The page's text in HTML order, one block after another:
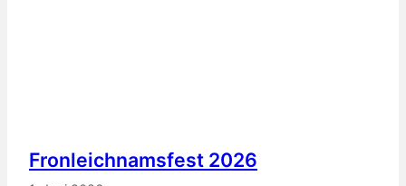
Fronleichnamsfest 2026